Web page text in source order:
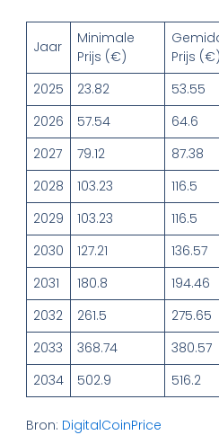
Jaar
Minimale
Prijs (€)
Prijs (€)
2025
23.82 53.55
2026
57.54 64.6
2027
79.12 87.38
2028
103.23 116.5
2029
103.23 116.5
2030
127.21 136.57
2031
180.8 194.46
2032
261.5 275.65
2033
368.74 380.57
2034
502.9 516.2
Bron: DigitalCoinPrice